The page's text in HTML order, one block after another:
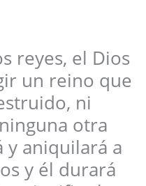
reyes, el Dios
un reino que
ni
otra
y aniquilará a
y él durará